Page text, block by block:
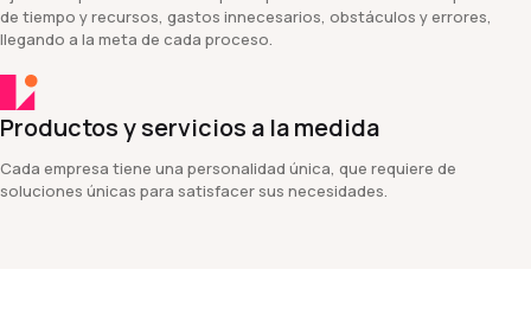
de tiempo y recursos, gastos innecesarios, obstáculos y errores,
llegando a la meta de cada proceso.
Productos y servicios a la medida
Cada empresa tiene una personalidad única, que requiere de
soluciones únicas para satisfacer sus necesidades.